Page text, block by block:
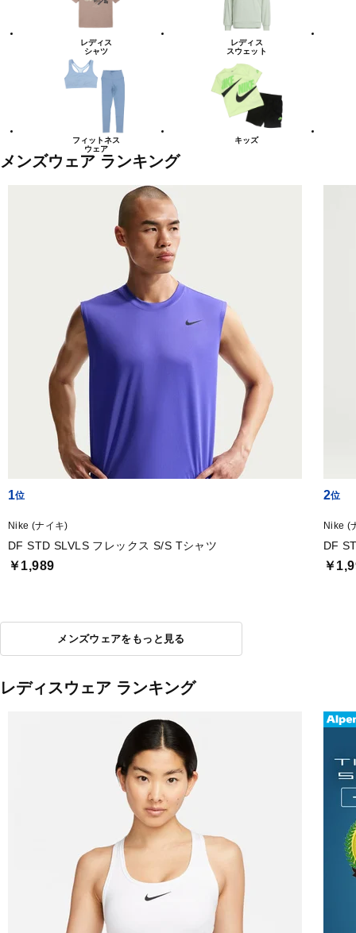
レディス
シャツ
レディス
スウェット
フィットネス
ウェア
キッズ
メンズウェア ランキング
1
Nike (ナイキ)
DF STD SLVLS フレックス S/S Tシャツ
￥1,989
2
Nike (
DF
￥
メンズウェアをもっと見る
レディスウェア ランキング